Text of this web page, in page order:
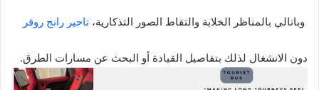
وباتالي بالمناظر الخلابة والتقاط الصور التذكارية، تاحير رانج روفر
دون الانشغال لذلك بتفاصيل القيادة أو البحث عن مسارات الطرق.